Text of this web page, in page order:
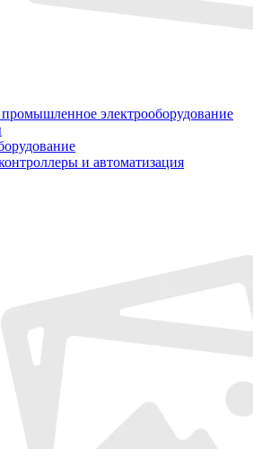
электрооборудование
и автоматизация